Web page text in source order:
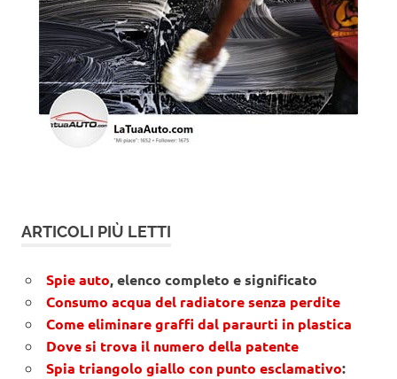
ARTICOLI PIÙ LETTI
Spie auto, elenco completo e significato
Consumo acqua del radiatore senza perdite
Come eliminare graffi dal paraurti in plastica
Dove si trova il numero della patente
Spia triangolo giallo con punto esclamativo: